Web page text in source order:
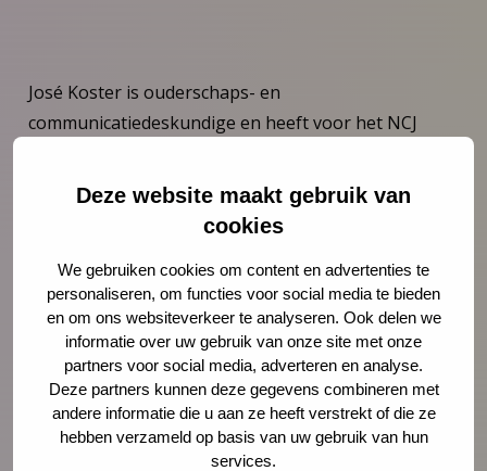
Deze website maakt gebruik van
cookies
We gebruiken cookies om content en advertenties te
personaliseren, om functies voor social media te bieden
en om ons websiteverkeer te analyseren. Ook delen we
informatie over uw gebruik van onze site met onze
partners voor social media, adverteren en analyse.
Deze partners kunnen deze gegevens combineren met
andere informatie die u aan ze heeft verstrekt of die ze
hebben verzameld op basis van uw gebruik van hun
services.
José Koster is ouderschaps- en
communicatiedeskundige en heeft voor het NCJ
aansluiten bij ouders. Zij traint professionals in de
omgang met ouders, is supervisor en coach en heeft
Naast werken vanuit ouderschapstheoriën van Alice
van der Pas en Daniël Stern gebruikt zij o.a. NLP,
Transactionele Analyse (TA), Systemisch werk en
Opvoedopstellingen. Ook is José mastertrainer van
het programma ‘Het Begint Bij Mij’.